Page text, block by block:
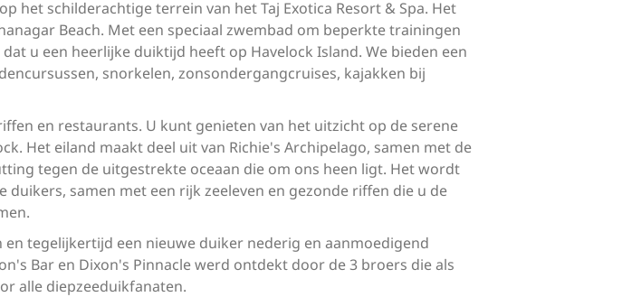
het schilderachtige terrein van het Taj Exotica Resort & Spa. Het
Beach. Met een speciaal zwembad om beperkte trainingen
u een heerlijke duiktijd heeft op Havelock Island. We bieden een
snorkelen, zonsondergangcruises, kajakken bij
en restaurants. U kunt genieten van het uitzicht op de serene
Het eiland maakt deel uit van Richie's Archipelago, samen met de
tegen de uitgestrekte oceaan die om ons heen ligt. Het wordt
samen met een rijk zeeleven en gezonde riffen die u de
tegelijkertijd een nieuwe duiker nederig en aanmoedigend
Bar en Dixon's Pinnacle werd ontdekt door de 3 broers die als
alle diepzeeduikfanaten.